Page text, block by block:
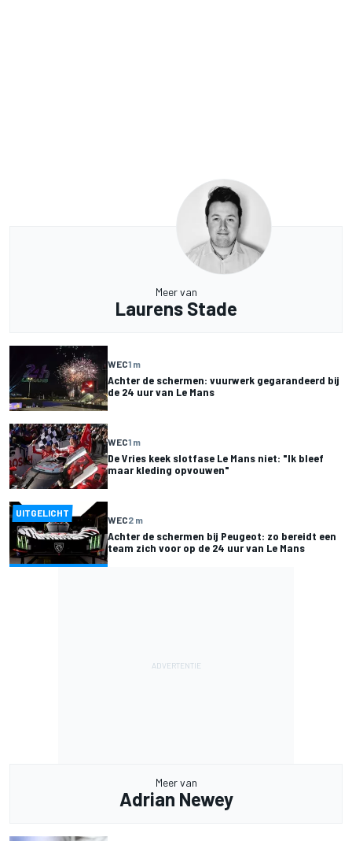
Meer van
Laurens Stade
WEC1 m
Achter de schermen: vuurwerk gegarandeerd bij
de 24 uur van Le Mans
WEC1 m
De Vries keek slotfase Le Mans niet: "Ik bleef
maar kleding opvouwen"
UITGELICHT
WEC2 m
Achter de schermen bij Peugeot: zo bereidt een
team zich voor op de 24 uur van Le Mans
Meer van
Adrian Newey